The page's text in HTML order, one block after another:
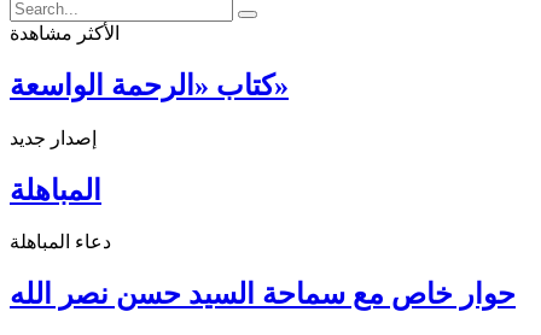
الأكثر مشاهدة
كتاب «الرحمة الواسعة»
إصدار جديد
المباهلة
دعاء المباهلة
حوار خاص مع سماحة السيد حسن نصر الله